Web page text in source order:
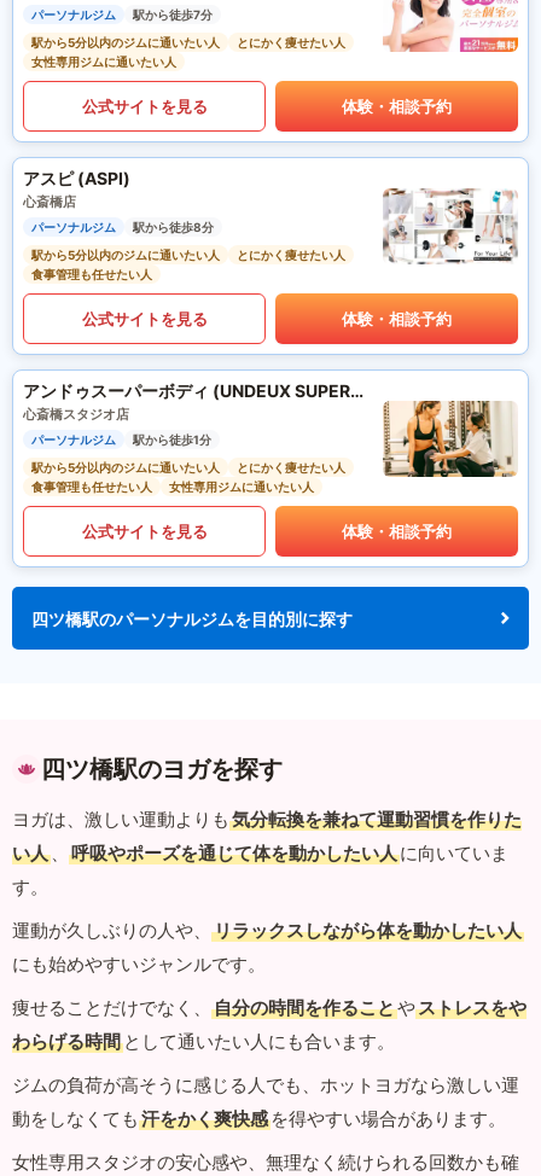
パーソナルジム
駅から徒歩7分
駅から5分以内のジムに通いたい人
とにかく痩せたい人
女性専用ジムに通いたい人
公式サイトを見る 体験・相談予約
アスピ (ASPI)
心斎橋店
パーソナルジム
駅から徒歩8分
駅から5分以内のジムに通いたい人
とにかく痩せたい人
食事管理も任せたい人
公式サイトを見る 体験・相談予約
アンドゥスーパーボディ (UNDEUX SUPERBODY)
心斎橋スタジオ店
パーソナルジム
駅から徒歩1分
駅から5分以内のジムに通いたい人
とにかく痩せたい人
食事管理も任せたい人
女性専用ジムに通いたい人
公式サイトを見る 体験・相談予約
四ツ橋駅のパーソナルジムを目的別に探す
四ツ橋駅のヨガを探す
ヨガは、激しい運動よりも 気分転換を兼ねて運動習慣を作りた
い人 、 呼吸やポーズを通じて体を動かしたい人に向いていま
す。
運動が久しぶりの人や、
リラックスしながら体を動かしたい人
にも始めやすいジャンルです。
痩せることだけでなく、
自分の時間を作ることやストレスをや
わらげる時間 として通いたい人にも合います。
ジムの負荷が高そうに感じる人でも、ホットヨガなら激しい運
動をしなくても 汗をかく爽快感 を得やすい場合があります。
女性専用スタジオの安心感や、無理なく続けられる回数かも確